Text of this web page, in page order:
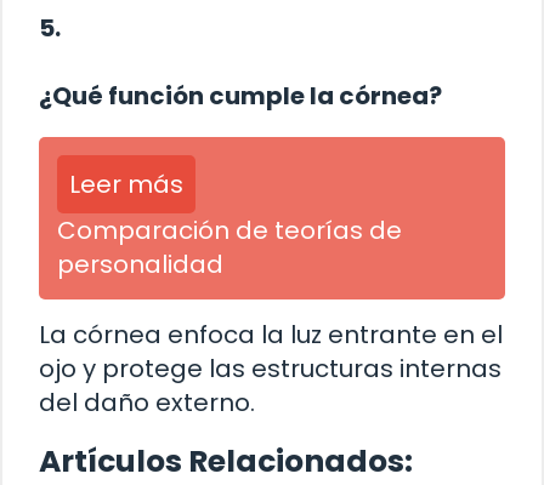
5.
¿Qué función cumple la córnea?
Leer más
Comparación de teorías de
personalidad
La córnea enfoca la luz entrante en el
ojo y protege las estructuras internas
del daño externo.
Artículos Relacionados: